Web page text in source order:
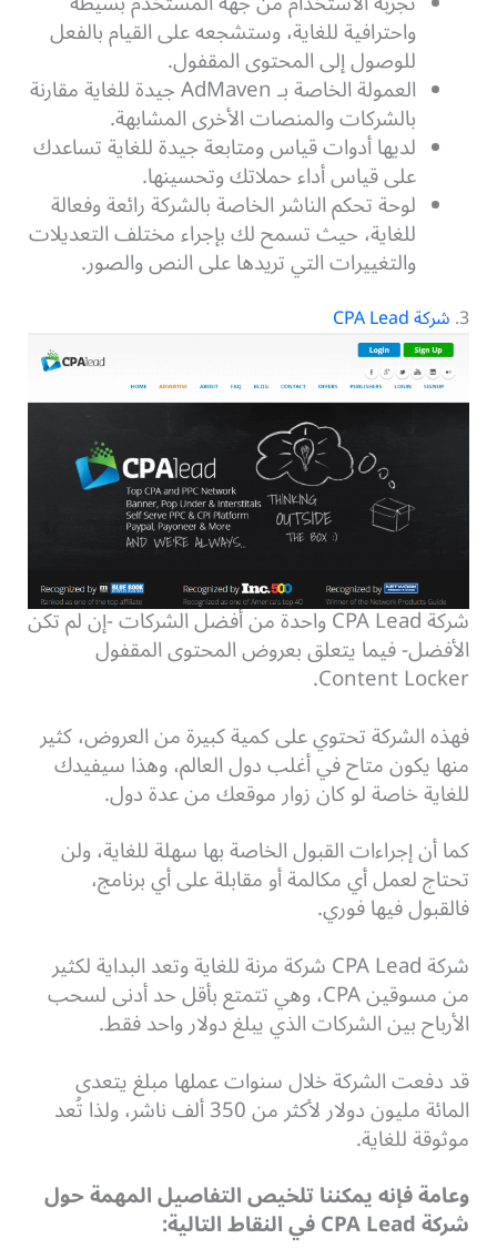
واحترافية للغاية، وستشجعه على القيام بالفعل
للوصول إلى المحتوى المقفول.
العمولة الخاصة بـ AdMaven جيدة للغاية مقارنة
بالشركات والمنصات الأخرى المشابهة.
لديها أدوات قياس ومتابعة جيدة للغاية تساعدك
على قياس أداء حملاتك وتحسينها.
لوحة تحكم الناشر الخاصة بالشركة رائعة وفعالة
للغاية، حيث تسمح لك بإجراء مختلف التعديلات
والتغييرات التي تريدها على النص والصور.
3. شركة CPA Lead
شركة CPA Lead واحدة من أفضل الشركات -إن لم تكن
الأفضل- فيما يتعلق بعروض المحتوى المقفول
Content Locker.
فهذه الشركة تحتوي على كمية كبيرة من العروض، كثير
منها يكون متاح في أغلب دول العالم، وهذا سيفيدك
للغاية خاصة لو كان زوار موقعك من عدة دول.
كما أن إجراءات القبول الخاصة بها سهلة للغاية، ولن
تحتاج لعمل أي مكالمة أو مقابلة على أي برنامج،
فالقبول فيها فوري.
شركة CPA Lead شركة مرنة للغاية وتعد البداية لكثير
من مسوقين CPA، وهي تتمتع بأقل حد أدنى لسحب
الأرباح بين الشركات الذي يبلغ دولار واحد فقط.
قد دفعت الشركة خلال سنوات عملها مبلغ يتعدى
المائة مليون دولار لأكثر من 350 ألف ناشر، ولذا تُعد
موثوقة للغاية.
وعامة فإنه يمكننا تلخيص التفاصيل المهمة حول
شركة CPA Lead في النقاط التالية: